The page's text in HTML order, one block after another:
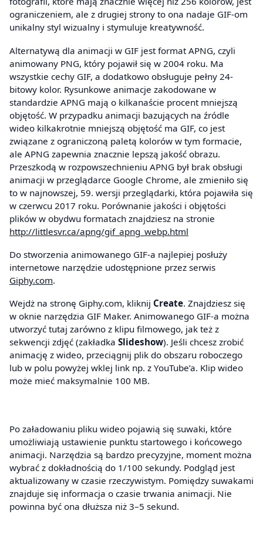
ograniczeniem, ale z drugiej strony to ona nadaje GIF-om
unikalny styl wizualny i stymuluje kreatywność.
Alternatywą dla animacji w GIF jest format APNG, czyli
animowany PNG, który pojawił się w 2004 roku. Ma
wszystkie cechy GIF, a dodatkowo obsługuje pełny 24-
bitowy kolor. Rysunkowe animacje zakodowane w
standardzie APNG mają o kilkanaście procent mniejszą
objętość. W przypadku animacji bazujących na źródle
wideo kilkakrotnie mniejszą objętość ma GIF, co jest
związane z ograniczoną paletą kolorów w tym formacie,
ale APNG zapewnia znacznie lepszą jakość obrazu.
Przeszkodą w rozpowszechnieniu APNG był brak obsługi
animacji w przeglądarce Google Chrome, ale zmieniło się
to w najnowszej, 59. wersji przeglądarki, która pojawiła się
w czerwcu 2017 roku. Porównanie jakości i objętości
plików w obydwu formatach znajdziesz na stronie
http://littlesvr.ca/apng/gif_apng_webp.html
Do stworzenia animowanego GIF-a najlepiej posłuży
internetowe narzędzie udostępnione przez serwis
Giphy.com.
Wejdż na stronę Giphy.com, kliknij Create. Znajdziesz się
w oknie narzędzia GIF Maker. Animowanego GIF-a można
utworzyć tutaj zarówno z klipu filmowego, jak też z
sekwencji zdjęć (zakładka Slideshow). Jeśli chcesz zrobić
animację z wideo, przeciągnij plik do obszaru roboczego
lub w polu powyżej wklej link np. z YouTube’a. Klip wideo
może mieć maksymalnie 100 MB.
Po załadowaniu pliku wideo pojawią się suwaki, które
umożliwiają ustawienie punktu startowego i końcowego
animacji. Narzędzia są bardzo precyzyjne, moment można
wybrać z dokładnością do 1/100 sekundy. Podgląd jest
aktualizowany w czasie rzeczywistym. Pomiędzy suwakami
znajduje się informacja o czasie trwania animacji. Nie
powinna być ona dłuższa niż 3–5 sekund.